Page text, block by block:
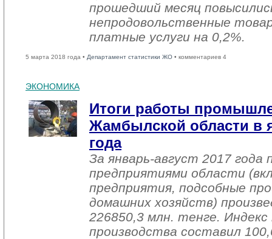
прошедший месяц
непродовольственные
платные услуги на 0,2%.
5 марта 2018 года • Департамент статистики ЖО • комментариев 4
ЭКОНОМИКА
Итоги работы
Жамбылской области в
года
За январь-август 2017
предприятиями области
предприятия, подсобные
домашних хозяйств)
226850,3 млн. тенге.
производства составил